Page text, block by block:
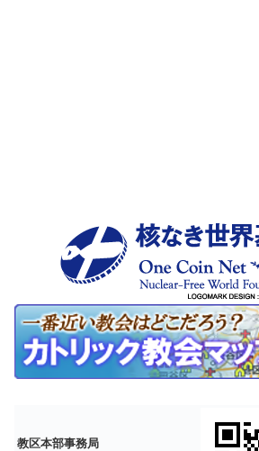
教区本部事務局